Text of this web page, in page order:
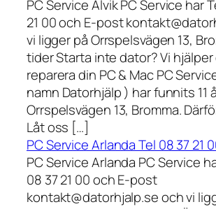
PC Service Alvik PC Service har
21 00 och E-post
vi ligger på Orrspelsvägen 13,
tider Starta inte dator? Vi hjälper
reparera din PC & Mac PC
namn Datorhjälp ) har funnits 11
Orrspelsvägen 13, Bromma.
Låt oss […]
PC Service Arlanda Tel 08 37 21
PC Service Arlanda PC Service
08 37 21 00 och E-post
kontakt@datorhjalp.se och vi